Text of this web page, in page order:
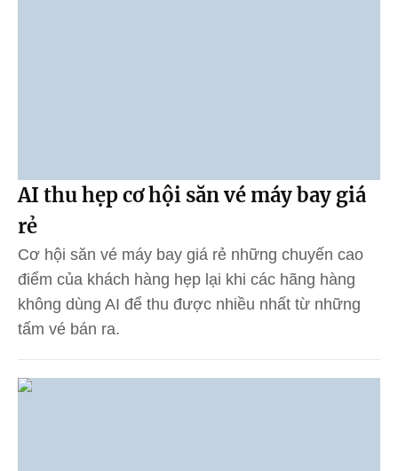
AI thu hẹp cơ hội săn vé máy bay giá
rẻ
Cơ hội săn vé máy bay giá rẻ những chuyến cao
điểm của khách hàng hẹp lại khi các hãng hàng
không dùng AI để thu được nhiều nhất từ những
tấm vé bán ra.